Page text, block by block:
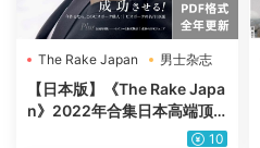
The Rake Japan 男士杂志
【日本版】《The Rake Japa
n》2022年合集日本高端顶
级男士穿搭杂志pdf电子版 10